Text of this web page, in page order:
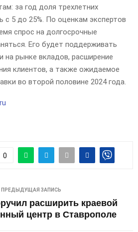
за год доля трехлетних
с 5 до 25%. По оценкам экспертов
спрос на долгосрочные
Его будет поддерживать
на рынке вкладов, расширение
клиентов, а также ожидаемое
во второй половине 2024 года.
0
ПРЕДЫДУЩАЯ ЗАПИСЬ
расширить краевой
центр в Ставрополе